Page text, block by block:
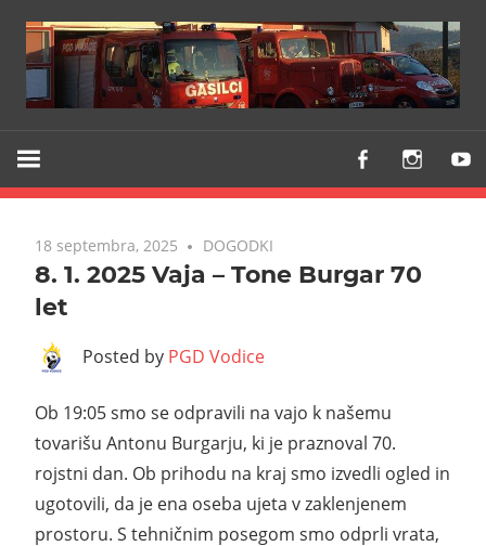
VODICE
vami
že
1903
18 septembra, 2025 DOGODKI
8. 1. 2025 Vaja – Tone Burgar 70
let
Posted by PGD Vodice
Ob 19:05 smo se odpravili na vajo k našemu
tovarišu Antonu Burgarju, ki je praznoval 70.
rojstni dan. Ob prihodu na kraj smo izvedli ogled in
ugotovili, da je ena oseba ujeta v zaklenjenem
prostoru. S tehničnim posegom smo odprli vrata,